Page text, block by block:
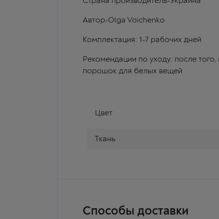
Автор-Olga Voichenko
Комплектация: 1-7 рабочих дней
Рекомендации по уходу: после того,
порошок для белых вещей
Цвет
Ткань
Способы доставки